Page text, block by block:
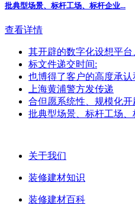
批典型场景、标杆工场、标杆企业...
查看详情
其开辟的数字化设想平
标文件递交时间:
也博得了客户的高度承认
上海黄浦警方发传递
合但愿系统性、规模化
批典型场景、标杆工场、
关于我们
装修建材知识
装修建材百科